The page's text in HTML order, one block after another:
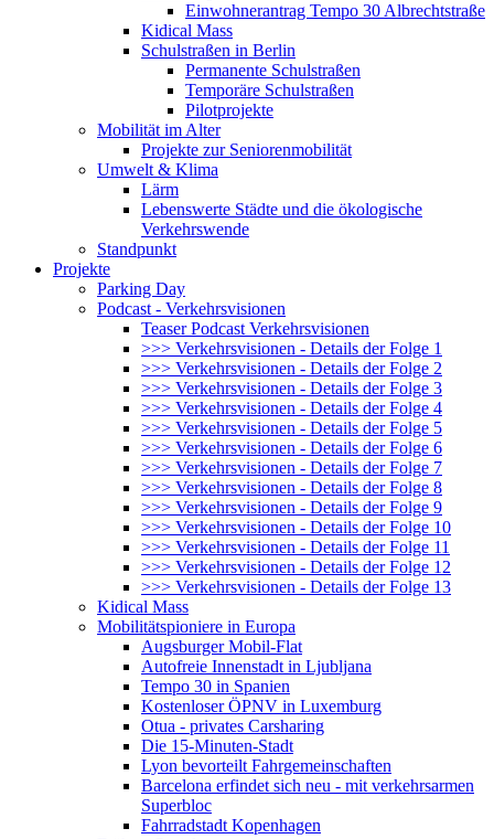
Einwohnerantrag Tempo 30 Albrechtstraße
Kidical Mass
Schulstraßen in Berlin
Permanente Schulstraßen
Temporäre Schulstraßen
Pilotprojekte
Mobilität im Alter
Projekte zur Seniorenmobilität
Umwelt & Klima
Lärm
Lebenswerte Städte und die ökologische
Verkehrswende
Standpunkt
Projekte
Parking Day
Podcast - Verkehrsvisionen
Teaser Podcast Verkehrsvisionen
>>> Verkehrsvisionen - Details der Folge 1
>>> Verkehrsvisionen - Details der Folge 2
>>> Verkehrsvisionen - Details der Folge 3
>>> Verkehrsvisionen - Details der Folge 4
>>> Verkehrsvisionen - Details der Folge 5
>>> Verkehrsvisionen - Details der Folge 6
>>> Verkehrsvisionen - Details der Folge 7
>>> Verkehrsvisionen - Details der Folge 8
>>> Verkehrsvisionen - Details der Folge 9
>>> Verkehrsvisionen - Details der Folge 10
>>> Verkehrsvisionen - Details der Folge 11
>>> Verkehrsvisionen - Details der Folge 12
>>> Verkehrsvisionen - Details der Folge 13
Kidical Mass
Mobilitätspioniere in Europa
Augsburger Mobil-Flat
Autofreie Innenstadt in Ljubljana
Tempo 30 in Spanien
Kostenloser ÖPNV in Luxemburg
Otua - privates Carsharing
Die 15-Minuten-Stadt
Lyon bevorteilt Fahrgemeinschaften
Barcelona erfindet sich neu - mit verkehrsarmen
Superbloc
Fahrradstadt Kopenhagen